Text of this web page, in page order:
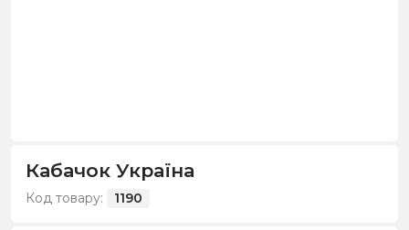
Кабачок Україна
Код товару: 1190